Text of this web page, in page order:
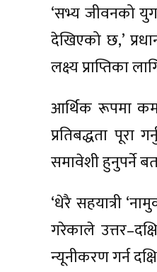
‘सभ्य जीवनको
देखिएको छ,’
लक्ष्य प्राप्तिका
आर्थिक रूपमा
प्रतिबद्धता पूरा
समावेशी हुनुपर्ने
‘धेरै सहयात्री
गरेकाले
न्यूनीकरण गर्न